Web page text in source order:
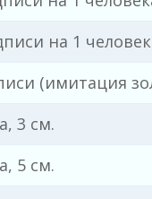
на 1
(имитация
3 см.
5 см.